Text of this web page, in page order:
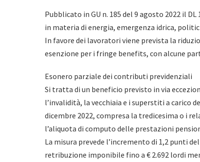
Pubblicato in GU n. 185 del 9 agosto 2022 il
in materia di energia, emergenza idrica,
In favore dei lavoratori viene prevista la
esenzione per i fringe benefits, con alcune
Esonero parziale dei contributi previdenziali
Si tratta di un beneficio previsto in via
l’invalidità, la vecchiaia e i superstiti a carico
dicembre 2022, compresa la tredicesima o i
l’aliquota di computo delle prestazioni
La misura prevede l’incremento di 1,2 punti
retribuzione imponibile fino a € 2.692 lordi